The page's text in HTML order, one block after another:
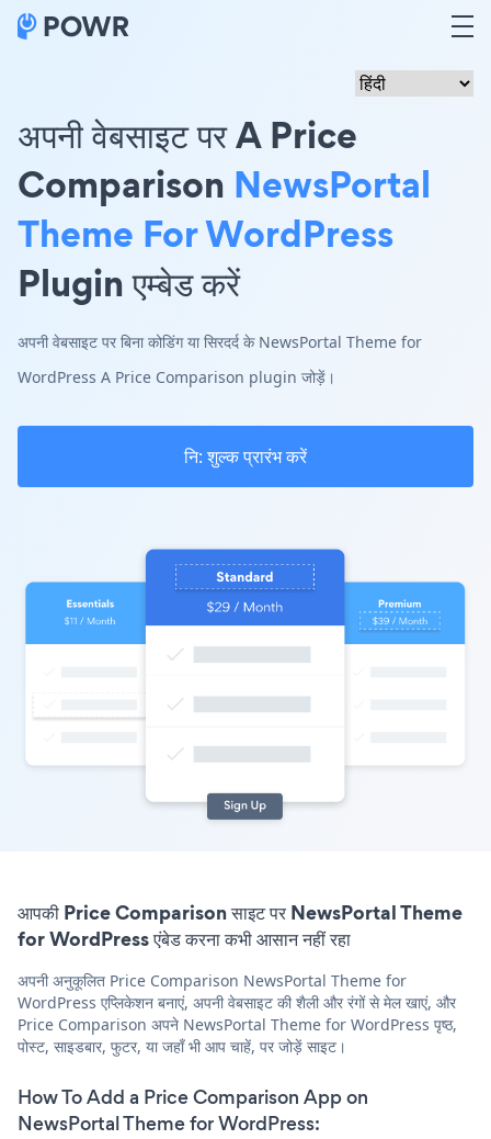
अपनी वेबसाइट पर A Price
Comparison NewsPortal
Theme For WordPress
Plugin एम्बेड करें
अपनी वेबसाइट पर बिना कोडिंग या सिरदर्द के NewsPortal Theme for
WordPress A Price Comparison plugin जोड़ें।
नि: शुल्क प्रारंभ करें
आपकी Price Comparison साइट पर NewsPortal Theme
for WordPress एंबेड करना कभी आसान नहीं रहा
अपनी अनुकूलित Price Comparison NewsPortal Theme for
WordPress एप्लिकेशन बनाएं, अपनी वेबसाइट की शैली और रंगों से मेल खाएं, और
Price Comparison अपने NewsPortal Theme for WordPress पृष्ठ,
पोस्ट, साइडबार, फुटर, या जहाँ भी आप चाहें, पर जोड़ें साइट।
How To Add a Price Comparison App on
NewsPortal Theme for WordPress: